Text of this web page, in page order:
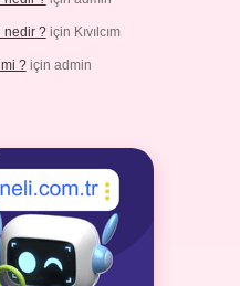
nedir ?için Kıvılcım
?için admin